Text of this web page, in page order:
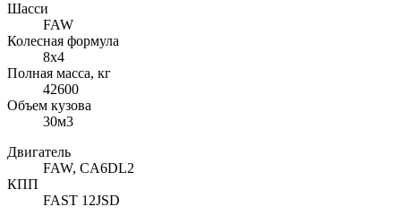
Шасси
FAW
Колесная формула
8x4
Полная масса, кг
42600
Объем кузова
30м3
Двигатель
FAW, CA6DL2
КПП
FAST 12JSD